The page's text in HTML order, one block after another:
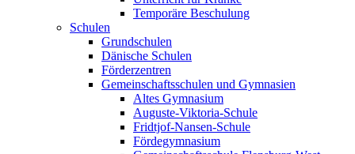
Temporäre Beschulung
Schulen
Grundschulen
Dänische Schulen
Förderzentren
Gemeinschaftsschulen und Gymnasien
Altes Gymnasium
Auguste-Viktoria-Schule
Fridtjof-Nansen-Schule
Fördegymnasium